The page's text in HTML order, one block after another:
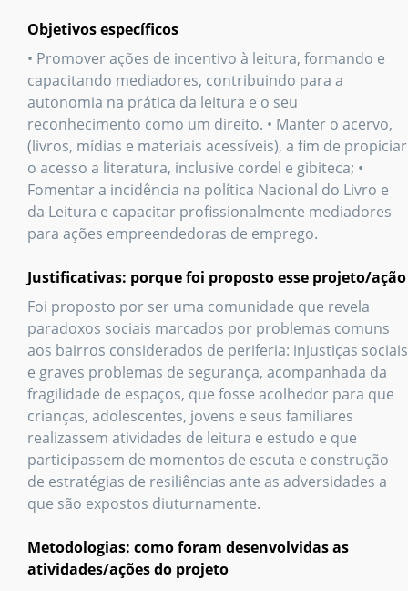
Objetivos específicos
• Promover ações de incentivo à leitura, formando e
capacitando mediadores, contribuindo para a
autonomia na prática da leitura e o seu
reconhecimento como um direito. • Manter o acervo,
(livros, mídias e materiais acessíveis), a fim de propiciar
o acesso a literatura, inclusive cordel e gibiteca; •
Fomentar a incidência na política Nacional do Livro e
da Leitura e capacitar profissionalmente mediadores
para ações empreendedoras de emprego.
Justificativas: porque foi proposto esse projeto/ação
Foi proposto por ser uma comunidade que revela
paradoxos sociais marcados por problemas comuns
aos bairros considerados de periferia: injustiças sociais
e graves problemas de segurança, acompanhada da
fragilidade de espaços, que fosse acolhedor para que
crianças, adolescentes, jovens e seus familiares
realizassem atividades de leitura e estudo e que
participassem de momentos de escuta e construção
de estratégias de resiliências ante as adversidades a
que são expostos diuturnamente.
Metodologias: como foram desenvolvidas as
atividades/ações do projeto